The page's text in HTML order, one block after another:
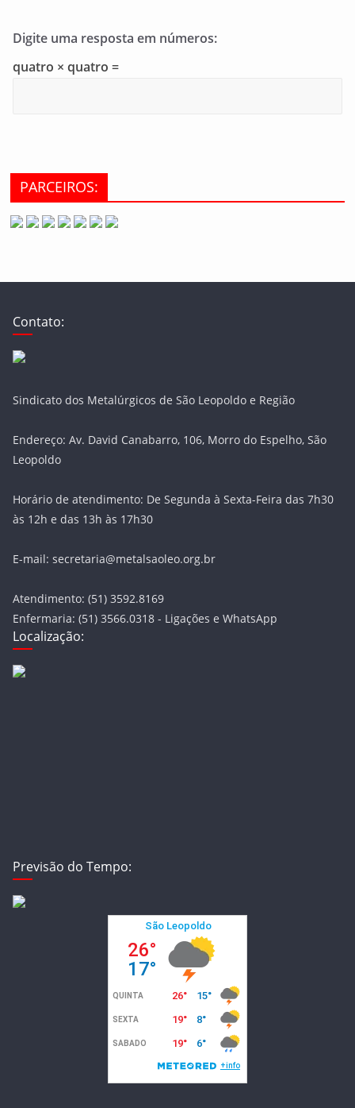
Digite uma resposta em números:
quatro × quatro =
PARCEIROS:
Contato:
Sindicato dos Metalúrgicos de São Leopoldo e Região
Endereço: Av. David Canabarro, 106, Morro do Espelho, São
Leopoldo
Horário de atendimento: De Segunda à Sexta-Feira das 7h30
às 12h e das 13h às 17h30
E-mail: secretaria@metalsaoleo.org.br
Atendimento: (51) 3592.8169
Enfermaria: (51) 3566.0318 - Ligações e WhatsApp
Localização:
Previsão do Tempo: